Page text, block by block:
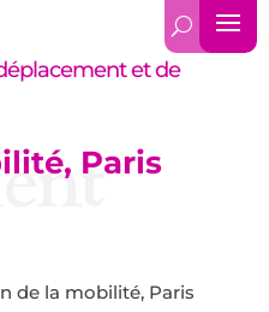
et de
Paris
de la mobilité, Paris